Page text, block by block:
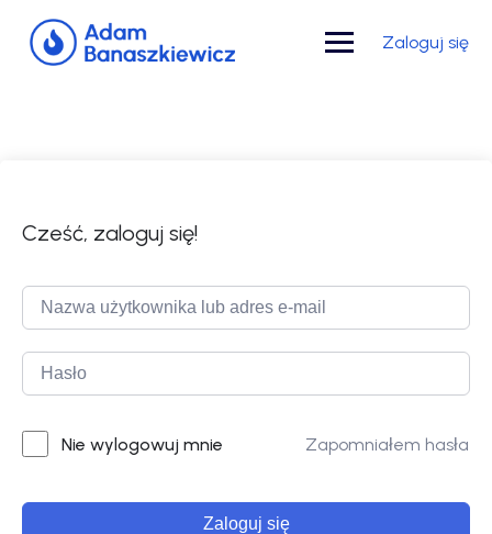
content
Zaloguj się
Cześć, zaloguj się!
Nie wylogowuj mnie Zapomniałem hasła
Zaloguj się